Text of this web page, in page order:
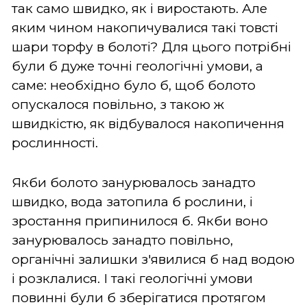
так само швидко, як і виростають. Але
яким чином накопичувалися такі товсті
шари торфу в болоті? Для цього потрібні
були б дуже точні геологічні умови, а
саме: необхідно було б, щоб болото
опускалося повільно, з такою ж
швидкістю, як відбувалося накопичення
рослинності.
Якби болото занурювалось занадто
швидко, вода затопила б рослини, і
зростання припинилося б. Якби воно
занурювалось занадто повільно,
органічні залишки з'явилися б над водою
і розклалися. І такі геологічні умови
повинні були б зберігатися протягом